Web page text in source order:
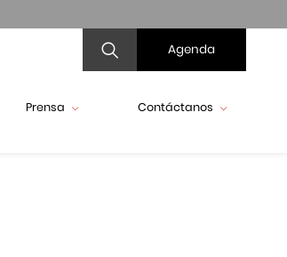
Agenda
Prensa Contáctanos